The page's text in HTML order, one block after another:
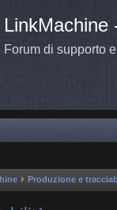
LinkMachine
Forum di supporto
Produzione e